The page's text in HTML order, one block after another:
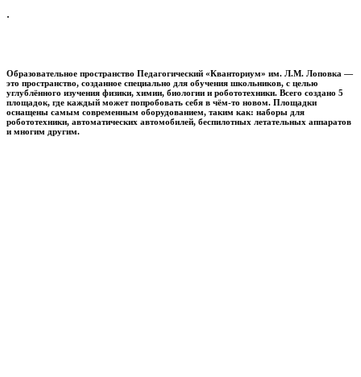
.
Образовательное пространство Педагогический «Кванториум» им. Л.М. Лоповка —
это пространство, созданное специально для обучения школьников, с целью
углублённого изучения физики, химии, биологии и робототехники. Всего создано 5
площадок, где каждый может попробовать себя в чём-то новом. Площадки
оснащены самым современным оборудованием, таким как: наборы для
робототехники, автоматических автомобилей, беспилотных летательных аппаратов
и многим другим.